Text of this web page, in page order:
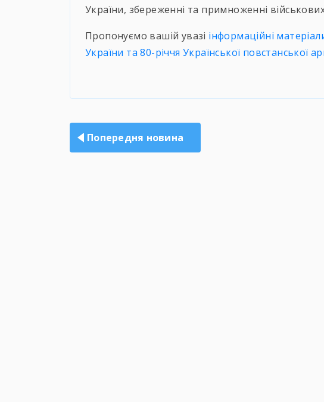
України, збереженні та примноженні
Пропонуємо вашій увазі інформаційні
України та 80-річчя Української повстанської
записів
Попередня новина